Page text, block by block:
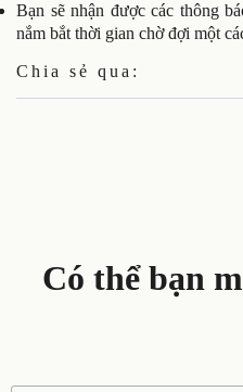
Bạn sẽ nhận được các thông
nắm bắt thời gian chờ đợi một
Chia sẻ qua:
Có thể bạn